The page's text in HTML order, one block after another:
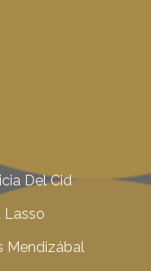
Del Cid
Lasso
Mendizábal